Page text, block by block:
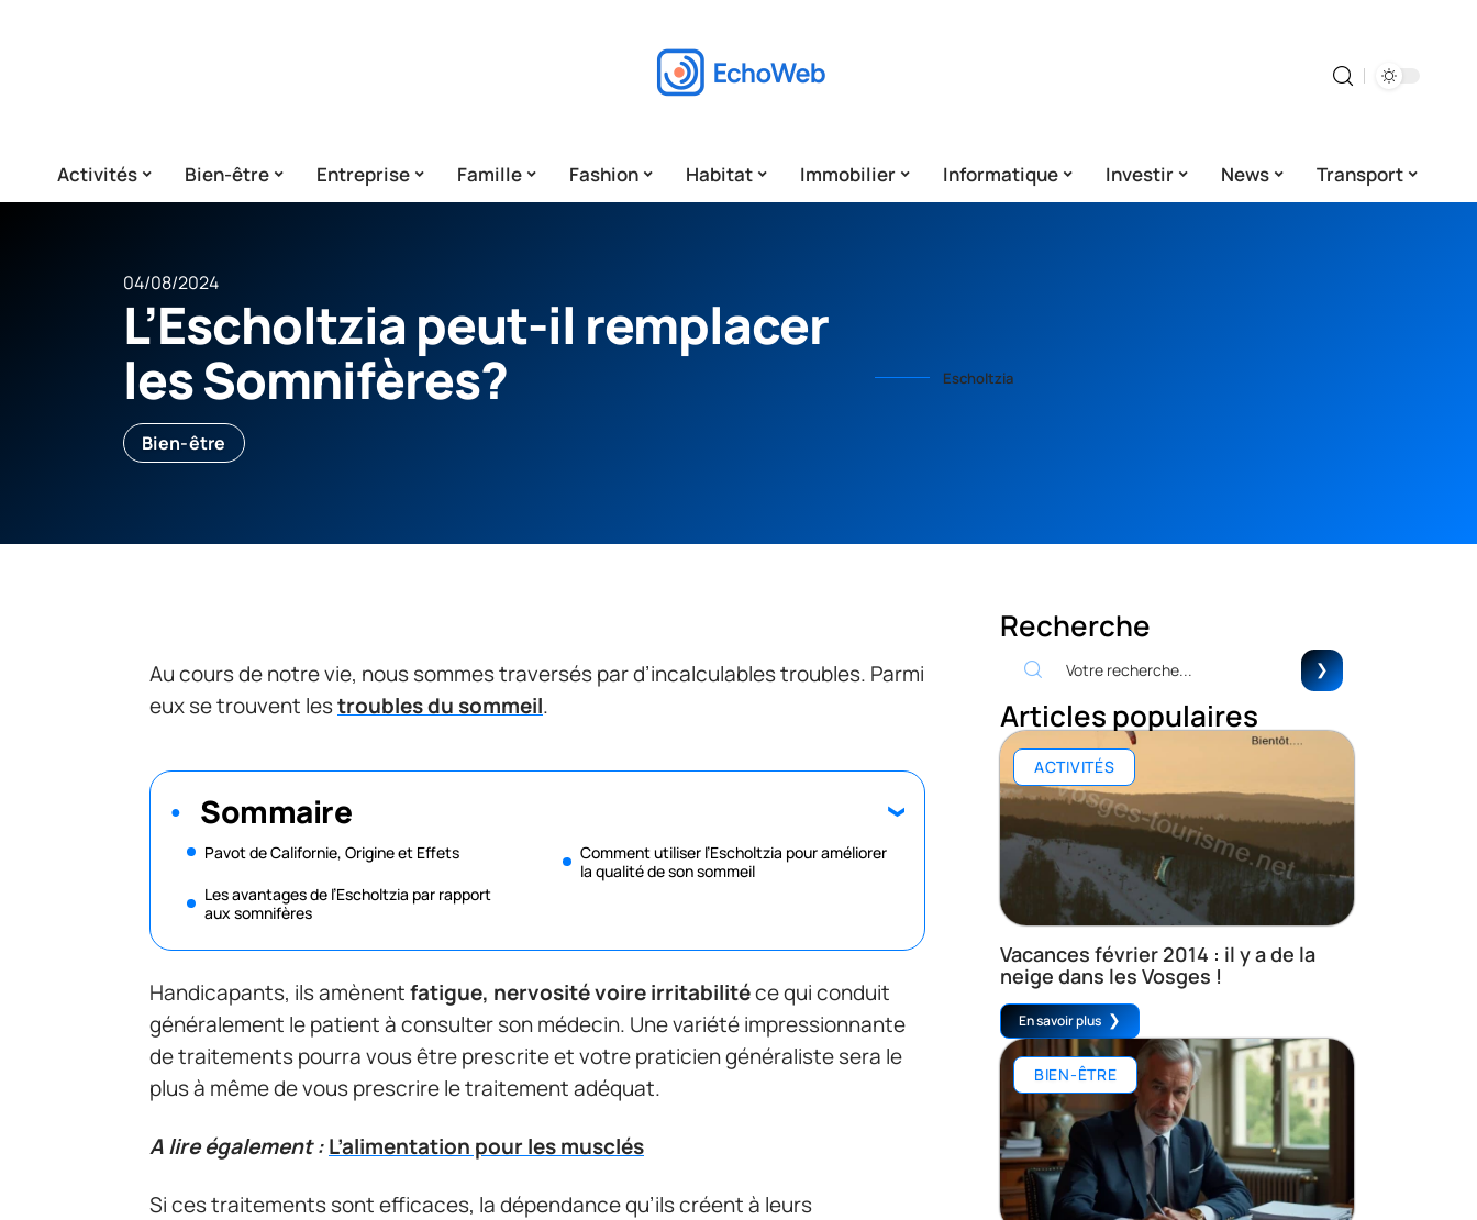
Activités Bien-être Entreprise Famille Fashion Habitat Immobilier Informatique Investir News Transport
04/08/2024
L’Escholtzia peut-il remplacer
les Somnifères?
Bien-être
Escholtzia
Au cours de notre vie, nous sommes traversés par d’incalculables troubles. Parmi
eux se trouvent lestroubles du sommeil.
Sommaire
Pavot de Californie, Origine et Effets
Les avantages de l’Escholtzia par rapport
aux somnifères
Comment utiliser l’Escholtzia pour améliorer
la qualité de son sommeil
Handicapants, ils amènentfatigue, nervosité voire irritabilitéce qui conduit
généralement le patient à consulter son médecin. Une variété impressionnante
de traitements pourra vous être prescrite et votre praticien généraliste sera le
plus à même de vous prescrire le traitement adéquat.
A lire également :L’alimentation pour les musclés
Si ces traitements sont efficaces, la dépendance qu’ils créent à leurs
Recherche
Articles populaires
ACTIVITÉS
Vacances février 2014 : il y a de la
neige dans les Vosges !
En savoir plus
BIEN-ÊTRE